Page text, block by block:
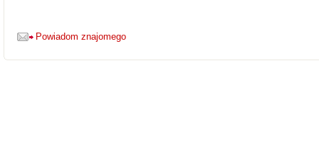
Powiadom znajomego